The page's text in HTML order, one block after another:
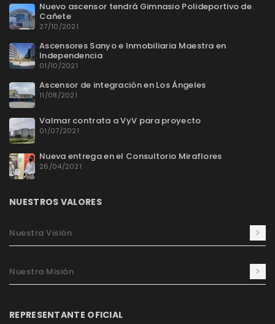
Nuevo ascensor tendrá Gimnasio Polideportivo de
Cañete
27/10/2021
Ascensores Sanyo e Inmobiliaria Maestra en
Independencia
01/10/2021
Ascensor de integración en Los Ángeles
11/08/2021
Valmar contrata a VyV para proyecto
01/07/2021
Nueva entrega en el Consultorio Miraflores
26/04/2021
NUESTROS VALORES
Nuestra Visión
Nuestra Misión
REPRESENTANTE OFICIAL